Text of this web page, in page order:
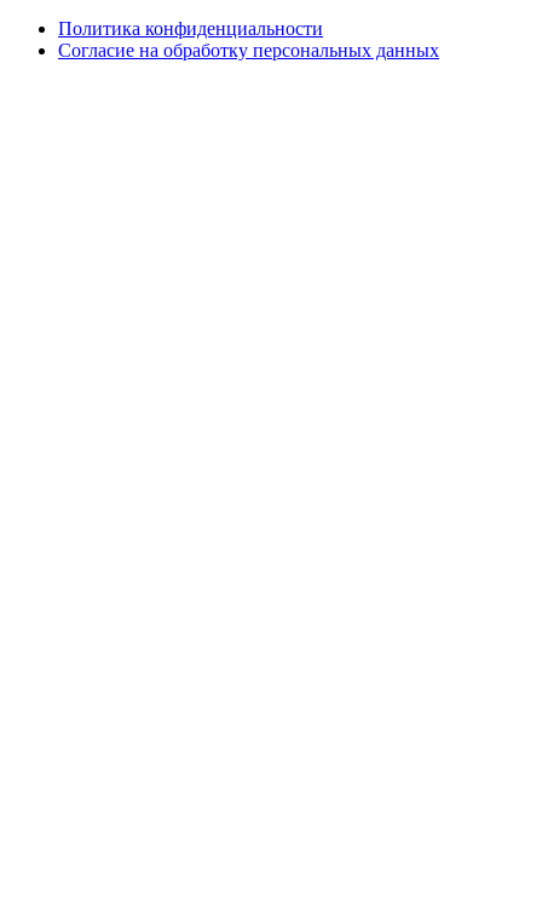
Политика конфиденциальности
Согласие на обработку персональных данных